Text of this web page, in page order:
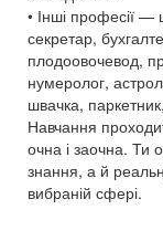
• Інші професії —
секретар,
плодоовочевод,
нумеролог,
швачка,
Навчання
очна і заочна. Ти
знання, а й
вибраній сфері.